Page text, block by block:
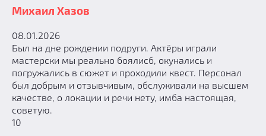
Михаил Хазов
08.01.2026
Был на дне рождении подруги. Актёры играли
мастерски мы реально боялисб, окунались и
погружались в сюжет и проходили квест. Персонал
был добрым и отзывчивым, обслуживали на высшем
качестве, о локации и речи нету, имба настоящая,
советую.
10